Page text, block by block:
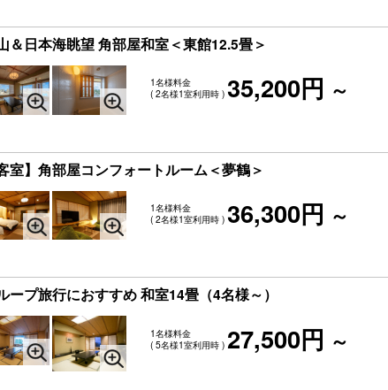
＆日本海眺望 角部屋和室＜東館12.5畳＞
1名様料金
( 2名様1室利用時 ) 35,200円 ～
室】角部屋コンフォートルーム＜夢鶴＞
1名様料金
( 2名様1室利用時 ) 36,300円 ～
ープ旅行におすすめ 和室14畳（4名様～）
1名様料金
( 5名様1室利用時 ) 27,500円 ～